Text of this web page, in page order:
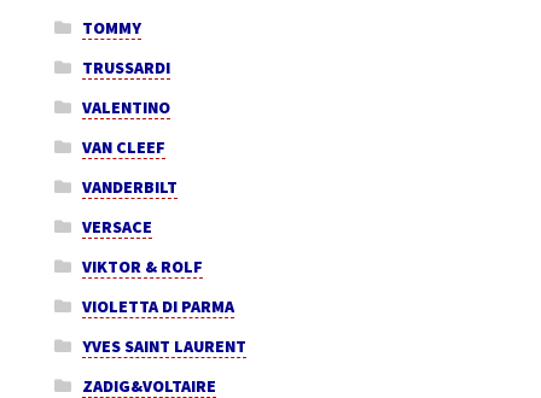
TOMMY
TRUSSARDI
VALENTINO
VAN CLEEF
VANDERBILT
VERSACE
VIKTOR & ROLF
VIOLETTA DI PARMA
YVES SAINT LAURENT
ZADIG&VOLTAIRE